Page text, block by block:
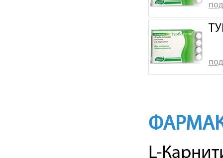
L-